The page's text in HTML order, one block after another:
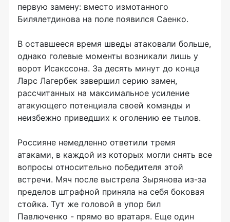
первую замену: вместо измотанного
Билялетдинова на поле появился Саенко.
В оставшееся время шведы атаковали больше,
однако голевые моменты возникали лишь у
ворот Исакссона. За десять минут до конца
Ларс Лагербек завершил серию замен,
рассчитанных на максимальное усиление
атакующего потенциала своей команды и
неизбежно приведших к оголению ее тылов.
Россияне немедленно ответили тремя
атаками, в каждой из которых могли снять все
вопросы относительно победителя этой
встречи. Мяч после выстрела Зырянова из-за
пределов штрафной приняла на себя боковая
стойка. Тут же головой в упор бил
Павлюченко - прямо во вратаря. Еще один